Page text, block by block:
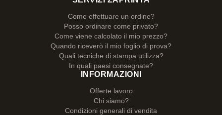
Come effettuare un ordine?
Posso ordinare come privato?
Come viene calcolato il mio prezzo?
Quando riceverò il mio foglio di prova?
Quali tecniche di stampa utilizza?
In quali paesi consegnate?
INFORMAZIONI
Offerte lavoro
Chi siamo?
Condizioni generali di vendita